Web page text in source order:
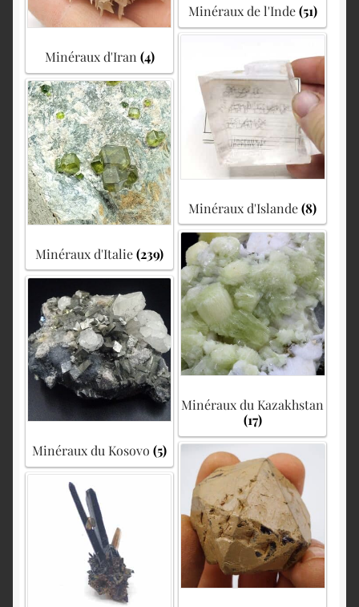
Minéraux de l'Inde(51)
Minéraux d'Iran (4)
Minéraux d'Islande(8)
Minéraux d'Italie(239)
Minéraux du Kazakhstan
(17)
Minéraux du Kosovo(5)